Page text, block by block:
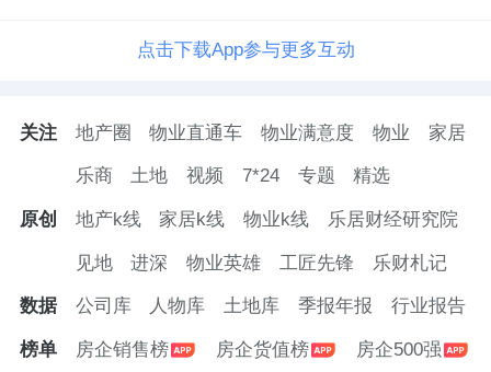
点击下载App参与更多互动
关注 地产圈 物业直通车 物业满意度 物业 家居
乐商 土地 视频 7*24 专题 精选
原创 地产k线 家居k线 物业k线 乐居财经研究院
见地 进深 物业英雄 工匠先锋 乐财札记
数据 公司库 人物库 土地库 季报年报 行业报告
榜单 房企销售榜 房企货值榜 房企500强